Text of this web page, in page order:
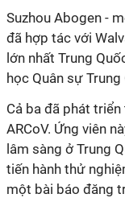
Suzhou Abogen -
đã hợp tác với
lớn nhất Trung
học Quân sự Trung
Cả ba đã phát
ARCoV. Ứng viên
lâm sàng ở Trung
tiến hành thử
một bài báo đăng